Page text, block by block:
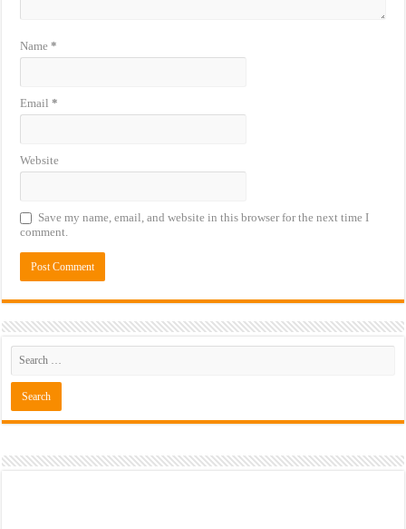
Name*
Email*
Website
Save my name, email, and website in this browser for the next time I
comment.